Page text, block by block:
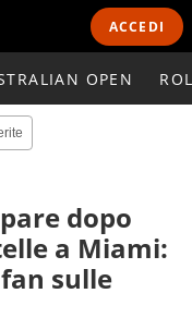
ACCEDI
OPEN
dopo
a Miami:
sulle